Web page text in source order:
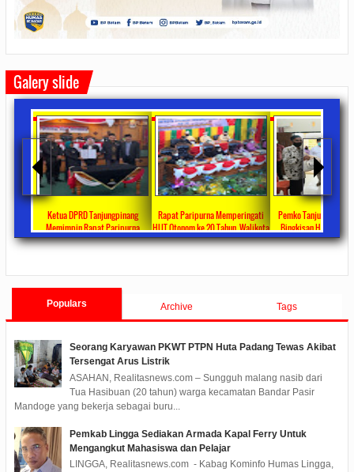
Galery slide
Ketua DPRD Tanjungpinang
Memimpin Rapat Paripurna
Pengesahan Ranperda Perubahan
Rapat Paripurna Memperingati
HUT Otonom ke 20 Tahun, Walikota
Rahma Paparkan Capaian
Pemko Tanjung
Bingkisan Hari Raya
Untuk Masyarakat
Populars Archive Tags
Seorang Karyawan PKWT PTPN Huta Padang Tewas Akibat
Tersengat Arus Listrik
ASAHAN, Realitasnews.com – Sungguh malang nasib dari
Tua Hasibuan (20 tahun) warga kecamatan Bandar Pasir
Mandoge yang bekerja sebagai buru...
Pemkab Lingga Sediakan Armada Kapal Ferry Untuk
Mengangkut Mahasiswa dan Pelajar
LINGGA, Realitasnews.com - Kabag Kominfo Humas Lingga,